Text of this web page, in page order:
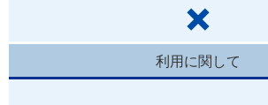
利用に関して